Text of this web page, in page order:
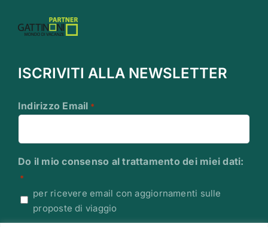
ISCRIVITI ALLA NEWSLETTER
Indirizzo Email *
Do il mio consenso al trattamento dei miei dati:
*
per ricevere email con aggiornamenti sulle
proposte di viaggio